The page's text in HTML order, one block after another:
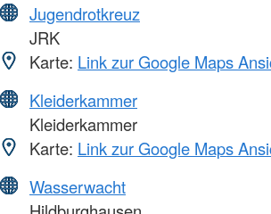
Jugendrotkreuz
JRK
Karte: Link zur Google Maps
Kleiderkammer
Kleiderkammer
Karte: Link zur Google Maps
Wasserwacht